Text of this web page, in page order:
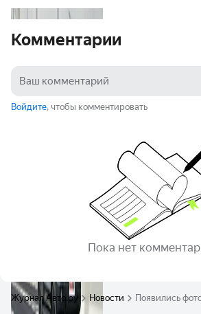
Комментарии
Войдите, чтобы комментировать
Пока нет
Журнал Авто.ру Новости Появились